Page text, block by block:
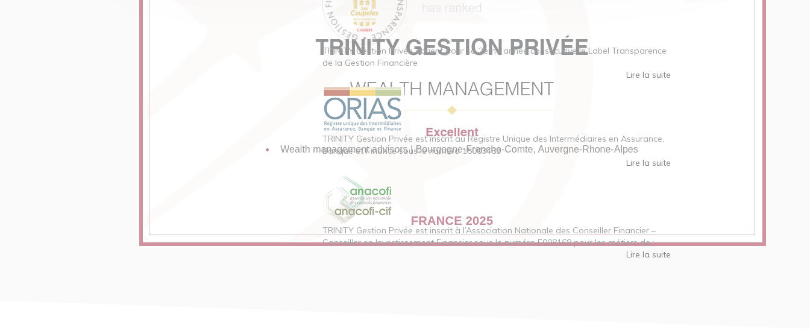
TRINITY Gestion Privée obtient pour sa 2ème année consécutive le Label Transparence
de la Gestion Financière
Lire la suite
TRINITY Gestion Privée est inscrit au Registre Unique des Intermédiaires en Assurance,
Banque et Finance sous le numéro 15003489
Lire la suite
TRINITY Gestion Privée est inscrit à l’Association Nationale des Conseiller Financier –
Conseiller en Investissement Financier sous le numéro E008168 pour les métiers de :
Lire la suite